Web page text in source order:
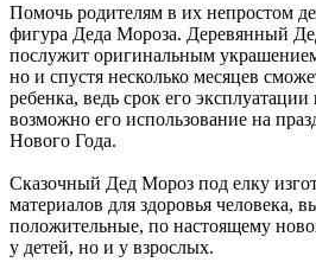
Помочь родителям в их непростом
фигура Деда Мороза. Деревянный
послужит оригинальным
но и спустя несколько месяцев
ребенка, ведь срок его
возможно его использование на
Нового Года.
Сказочный Дед Мороз под елку
материалов для здоровья человека,
положительные, по настоящему
у детей, но и у взрослых.